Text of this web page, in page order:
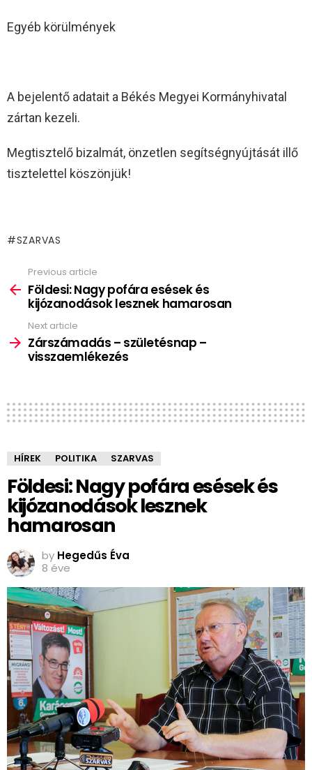
Egyéb körülmények
A bejelentő adatait a Békés Megyei Kormányhivatal
zártan kezeli.
Megtisztelő bizalmát, önzetlen segítségnyújtását illő
tisztelettel köszönjük!
SZARVAS
more
Previous article
Földesi: Nagy pofára esések és
kijózanodások lesznek hamarosan
Next article
Zárszámadás – születésnap –
visszaemlékezés
HÍREK POLITIKA SZARVAS
Földesi: Nagy pofára esések és
kijózanodások lesznek
hamarosan
by Hegedűs Éva
8 éve